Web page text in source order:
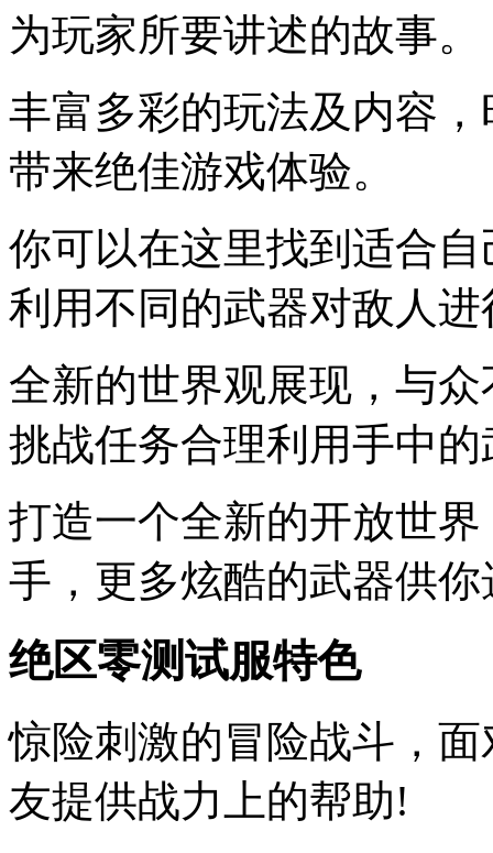
为玩家所要讲述的故事。
丰富多彩的玩法及内容
带来绝佳游戏体验。
你可以在这里找到适合
利用不同的武器对敌人进
全新的世界观展现，与
挑战任务合理利用手中
打造一个全新的开放世
手，更多炫酷的武器供
绝区零测试服特色
惊险刺激的冒险战斗，
友提供战力上的帮助!